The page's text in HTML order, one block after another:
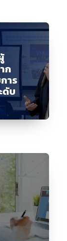
ก
าร
ดับ